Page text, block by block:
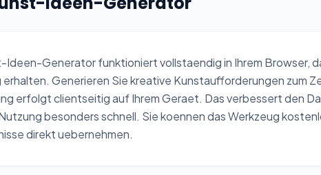
Ideen-Generator funktioniert vollstaendig in Ihrem Browser,
Generieren Sie kreative Kunstaufforderungen zum
erfolgt clientseitig auf Ihrem Geraet. Das verbessert den
besonders schnell. Sie koennen das Werkzeug
direkt uebernehmen.